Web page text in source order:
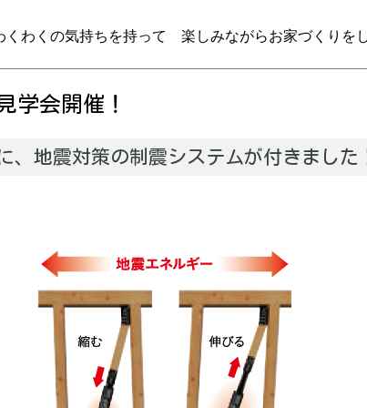
わくの気持ちを持って 楽しみながらお家づくりをし
学会開催！
地震対策の制震システムが付きました